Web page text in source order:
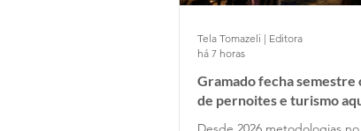
Gramado fecha semestre
de pernoites e turismo
desponta!
Tela Tomazeli | Editora
há 7 horas